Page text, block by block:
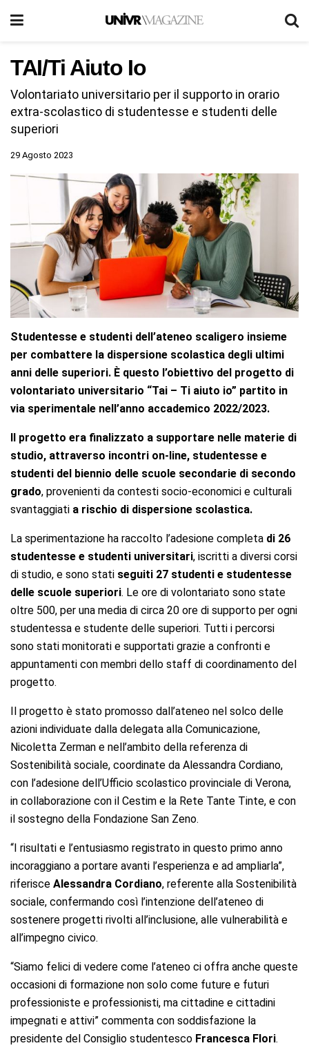
TAI/Ti Aiuto Io
Volontariato universitario per il supporto in orario
extra-scolastico di studentesse e studenti delle
superiori
29 Agosto 2023
Studentesse e studenti dell’ateneo scaligero insieme
per combattere la dispersione scolastica degli ultimi
anni delle superiori. È questo l’obiettivo del progetto di
volontariato universitario “Tai – Ti aiuto io” partito in
via sperimentale nell’anno accademico 2022/2023.
Il progetto era finalizzato a supportare nelle materie di
studio, attraverso incontri on-line, studentesse e
studenti del biennio delle scuole secondarie di secondo
grado, provenienti da contesti socio-economici e culturali
svantaggiati a rischio di dispersione scolastica.
La sperimentazione ha raccolto l’adesione completa di 26
studentesse e studenti universitari, iscritti a diversi corsi
di studio, e sono stati seguiti 27 studenti e studentesse
delle scuole superiori. Le ore di volontariato sono state
oltre 500, per una media di circa 20 ore di supporto per ogni
studentessa e studente delle superiori. Tutti i percorsi
sono stati monitorati e supportati grazie a confronti e
appuntamenti con membri dello staff di coordinamento del
progetto.
Il progetto è stato promosso dall’ateneo nel solco delle
azioni individuate dalla delegata alla Comunicazione,
Nicoletta Zerman e nell’ambito della referenza di
Sostenibilità sociale, coordinate da Alessandra Cordiano,
con l’adesione dell’Ufficio scolastico provinciale di Verona,
in collaborazione con il Cestim e la Rete Tante Tinte, e con
il sostegno della Fondazione San Zeno.
“I risultati e l’entusiasmo registrato in questo primo anno
incoraggiano a portare avanti l’esperienza e ad ampliarla”,
riferisce Alessandra Cordiano, referente alla Sostenibilità
sociale, confermando così l’intenzione dell’ateneo di
sostenere progetti rivolti all’inclusione, alle vulnerabilità e
all’impegno civico.
“Siamo felici di vedere come l’ateneo ci offra anche queste
occasioni di formazione non solo come future e futuri
professioniste e professionisti, ma cittadine e cittadini
impegnati e attivi” commenta con soddisfazione la
presidente del Consiglio studentesco Francesca Flori.